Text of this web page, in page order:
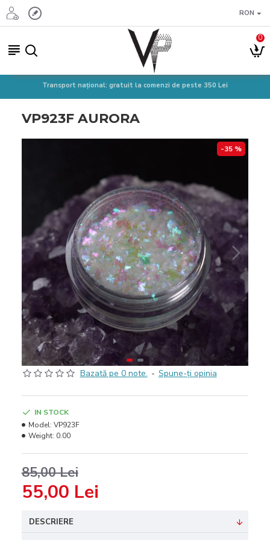
RON
0
Transport național: gratuit la comenzi de peste 350 Lei
VP923F AURORA
-35 %
Bazată pe 0 note. - Spune-ţi opinia
55,00 Lei
85,00 Lei
IN STOCK
Model: VP923F
Weight: 0.00
DESCRIERE